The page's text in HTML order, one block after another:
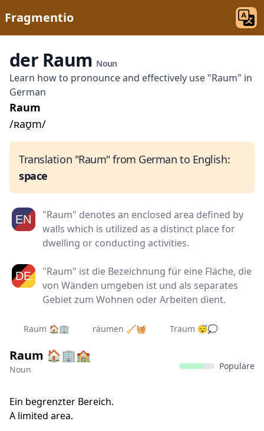
Fragmentio
der Raum Noun
Learn how to pronounce and effectively use "Raum" in
German
Raum
/ʀaʊ̯m/
Translation "Raum" from German to English:
space
"Raum" denotes an enclosed area defined by
walls which is utilized as a distinct place for
dwelling or conducting activities.
"Raum" ist die Bezeichnung für eine Fläche, die
von Wänden umgeben ist und als separates
Gebiet zum Wohnen oder Arbeiten dient.
Raum 🏠🏢 räumen 🧹🧺 Traum 😴💭
Raum 🏠🏢🏫
Noun Populäre
Ein begrenzter Bereich.
A limited area.